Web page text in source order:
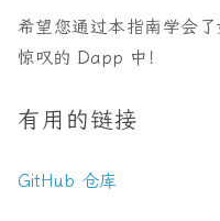
希望您通过本指南学会
惊叹的 Dapp 中！
有用的链接
GitHub 仓库